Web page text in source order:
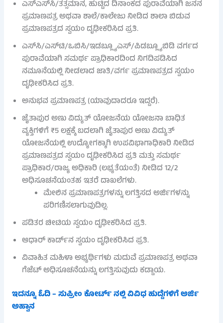
ಎಸ್‌ಎಸ್‌ಸಿ/ತತ್ಸಮಾನ, ಹುಟ್ಟಿದ ದಿನಾಂಕದ ಪುರಾವೆಯಾಗಿ ಜನನ
ಪ್ರಮಾಣಪತ್ರ ಅಥವಾ ಶಾಲೆ/ಕಾಲೇಜು ನೀಡಿದ ಶಾಲಾ ಬಿಡುವ
ಪ್ರಮಾಣಪತ್ರದ ಸ್ವಯಂ ದೃಢೀಕರಿಸಿದ ಪ್ರತಿ.
ಎಸ್‌ಸಿ/ಎಸ್‌ಟಿ/ಒಬಿಸಿ/ಇಡಬ್ಲ್ಯೂಎಸ್/ಪಿಡಬ್ಲ್ಯೂಬಿಡಿ ವರ್ಗದ
ಪುರಾವೆಯಾಗಿ ಸಮರ್ಥ ಪ್ರಾಧಿಕಾರದಿಂದ ನಿಗದಿಪಡಿಸಿದ
ನಮೂನೆಯಲ್ಲಿ ನೀಡಲಾದ ಜಾತಿ/ವರ್ಗ ಪ್ರಮಾಣಪತ್ರದ ಸ್ವಯಂ
ದೃಢೀಕರಿಸಿದ ಪ್ರತಿ.
ಅನುಭವ ಪ್ರಮಾಣಪತ್ರ (ಯಾವುದಾದರೂ ಇದ್ದರೆ).
ಜೈತಾಪುರ ಅಣು ವಿದ್ಯುತ್ ಯೋಜನೆಯ ಯೋಜನಾ ಬಾಧಿತ
ವ್ಯಕ್ತಿಗಳಿಗೆ ₹5 ಲಕ್ಷಕ್ಕೆ ಬದಲಾಗಿ ಜೈತಾಪುರ ಅಣು ವಿದ್ಯುತ್
ಯೋಜನೆಯಲ್ಲಿ ಉದ್ಯೋಗಕ್ಕಾಗಿ ಉಪವಿಭಾಗಾಧಿಕಾರಿ ನೀಡಿದ
ಪ್ರಮಾಣಪತ್ರದ ಸ್ವಯಂ ದೃಢೀಕರಿಸಿದ ಪ್ರತಿ ಮತ್ತು ಸಮರ್ಥ
ಪ್ರಾಧಿಕಾರ/ರಾಜ್ಯ ಅಧಿಕಾರಿ (ಲಭ್ಯತೆಯಂತೆ) ನೀಡಿದ 12/2
ಅಧಿಸೂಚನೆಯಂತಹ ಇತರೆ ದಾಖಲೆಗಳು.
ಮೇಲಿನ ಪ್ರಮಾಣಪತ್ರಗಳನ್ನು ಲಗತ್ತಿಸದ ಅರ್ಜಿಗಳನ್ನು
ಪರಿಗಣಿಸಲಾಗುವುದಿಲ್ಲ.
ಪಡಿತರ ಚೀಟಿಯ ಸ್ವಯಂ ದೃಢೀಕರಿಸಿದ ಪ್ರತಿ.
ಆಧಾರ್ ಕಾರ್ಡ್‌ನ ಸ್ವಯಂ ದೃಢೀಕರಿಸಿದ ಪ್ರತಿ.
ವಿವಾಹಿತ ಮಹಿಳಾ ಅಭ್ಯರ್ಥಿಗಳು ಮದುವೆ ಪ್ರಮಾಣಪತ್ರ ಅಥವಾ
ಗೆಜೆಟ್ ಅಧಿಸೂಚನೆಯನ್ನು ಲಗತ್ತಿಸುವುದು ಕಡ್ಡಾಯ.
ಇದನ್ನೂ ಓದಿ – ಸುಪ್ರೀಂ ಕೋರ್ಟ್ ನಲ್ಲಿ ವಿವಿಧ ಹುದ್ದೆಗಳಿಗೆ ಅರ್ಜಿ
ಅಹ್ವಾನ